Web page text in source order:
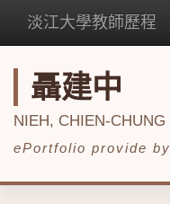
淡江大學教師歷程
聶建中
NIEH, CHIEN-CHUNG
ePortfolio provide by